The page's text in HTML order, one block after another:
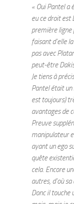
« Oui Pantel a
eu ce droit est
première ligne
faisant d’elle
pas avec
peut-être
Je tiens à
Pantel était un
est toujours)
avantages de
Preuve
manipulateur
ayant un ego
quête
cela. Encore
autres, d’où
Donc il touche